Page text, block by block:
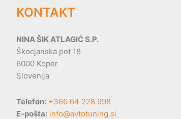
KONTAKT
NINA ŠIK ATLAGIĆ S.P.
Škocjanska pot 18
6000 Koper
Slovenija
Telefon: +386 64 228 998
E-pošta: info@avtotuning.si